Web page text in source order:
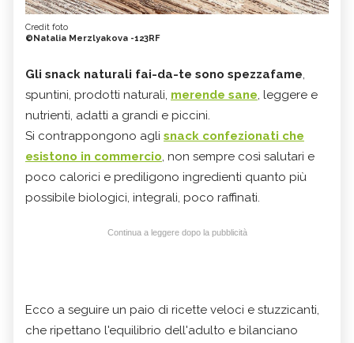
Credit foto
©Natalia Merzlyakova -123RF
Gli snack naturali fai-da-te sono spezzafame,
spuntini, prodotti naturali, merende sane, leggere e
nutrienti, adatti a grandi e piccini.
Si contrappongono agli snack confezionati che
esistono in commercio, non sempre così salutari e
poco calorici e prediligono ingredienti quanto più
possibile biologici, integrali, poco raffinati.
Continua a leggere dopo la pubblicità
Ecco a seguire un paio di ricette veloci e stuzzicanti,
che ripettano l'equilibrio dell'adulto e bilanciano